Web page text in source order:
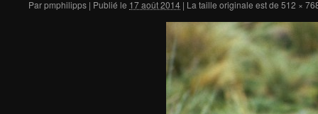
Parpmphilipps | Publié le 17 août 2014 | La taille originale est de 512 ×